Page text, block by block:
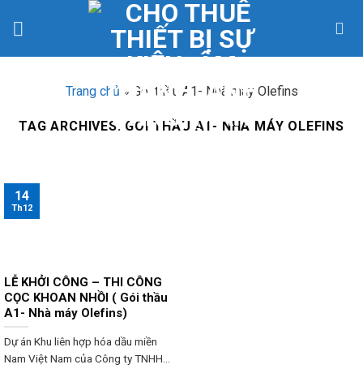
Trang chủ » Gói thầu A1- Nhà máy Olefins
TAG ARCHIVES: GÓI THẦU A1- NHÀ MÁY OLEFINS
LỄ KHỞI CÔNG – THI CÔNG
CỌC KHOAN NHỒI ( Gói thầu
A1- Nhà máy Olefins)
Dự án Khu liên hợp hóa dầu miền
Nam Việt Nam của Công ty TNHH...
14
Th12